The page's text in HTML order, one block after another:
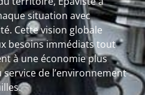
situation avec
Cette vision globale
besoins immédiats tout
à une économie plus
de l’environnement